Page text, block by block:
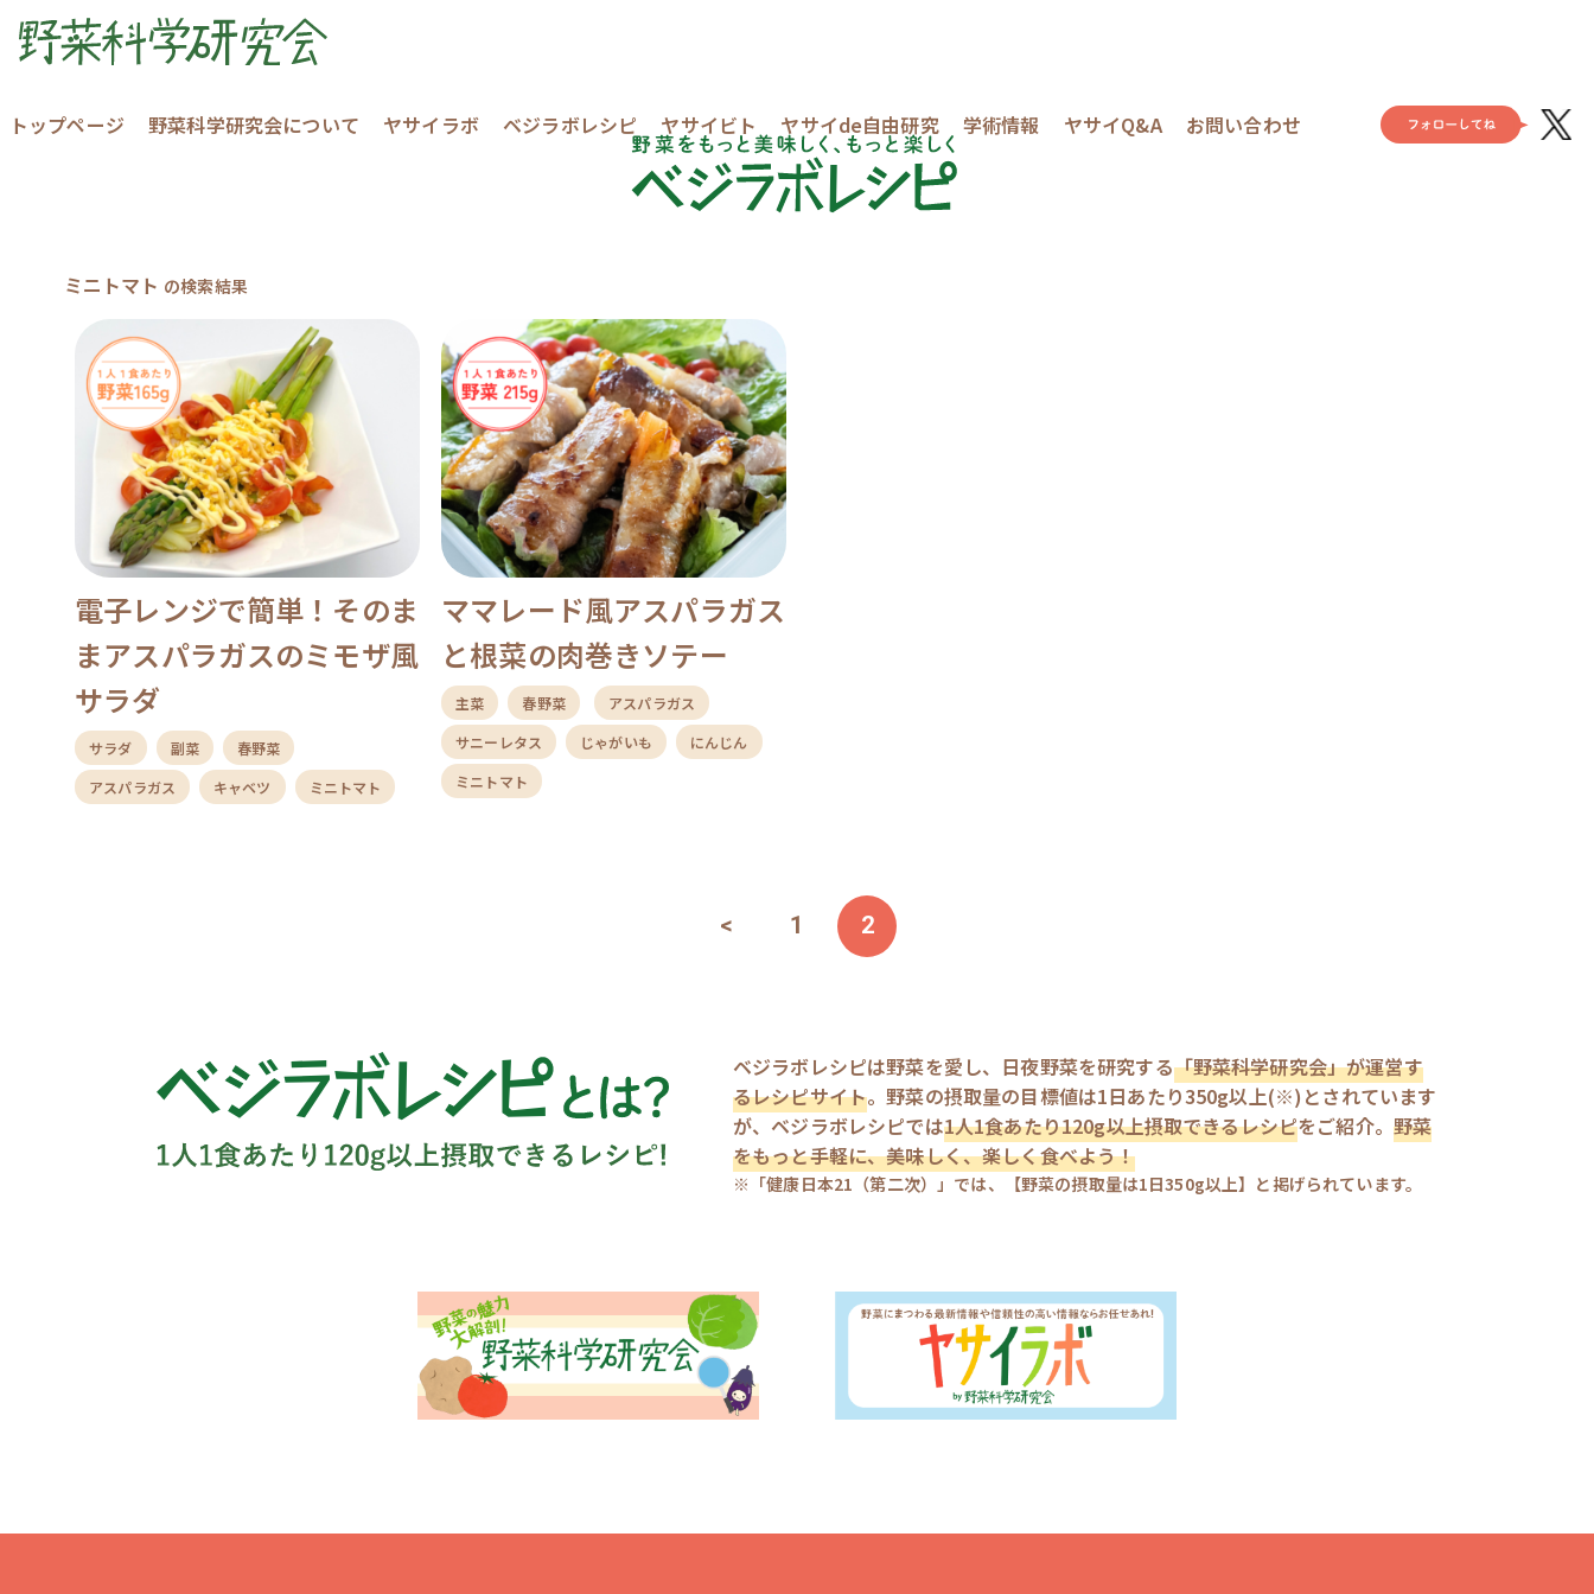
トップページ 野菜科学研究会について ヤサイラボ ベジラボレシピ ヤサイビト ヤサイde自由研究 学術情報 ヤサイQ&A お問い合わせ
ミニトマト の検索結果
電子レンジで簡単！そのま
まアスパラガスのミモザ風
サラダ
サラダ 副菜
春野菜
アスパラガス
キャベツ ミニトマト
ママレード風アスパラガス
と根菜の肉巻きソテー
主菜 春野菜
アスパラガス
サニーレタス
じゃがいも
にんじん
ミニトマト
< 1 2
ベジラボレシピは野菜を愛し、日夜野菜を研究する「野菜科学研究会」が運営す
るレシピサイト。野菜の摂取量の目標値は1日あたり350g以上(※)とされています
が、ベジラボレシピでは1人1食あたり120g以上摂取できるレシピをご紹介。 野菜
をもっと手軽に、美味しく、楽しく食べよう！
※「健康日本21（第二次）」では、【野菜の摂取量は1日350g以上】と掲げられています。